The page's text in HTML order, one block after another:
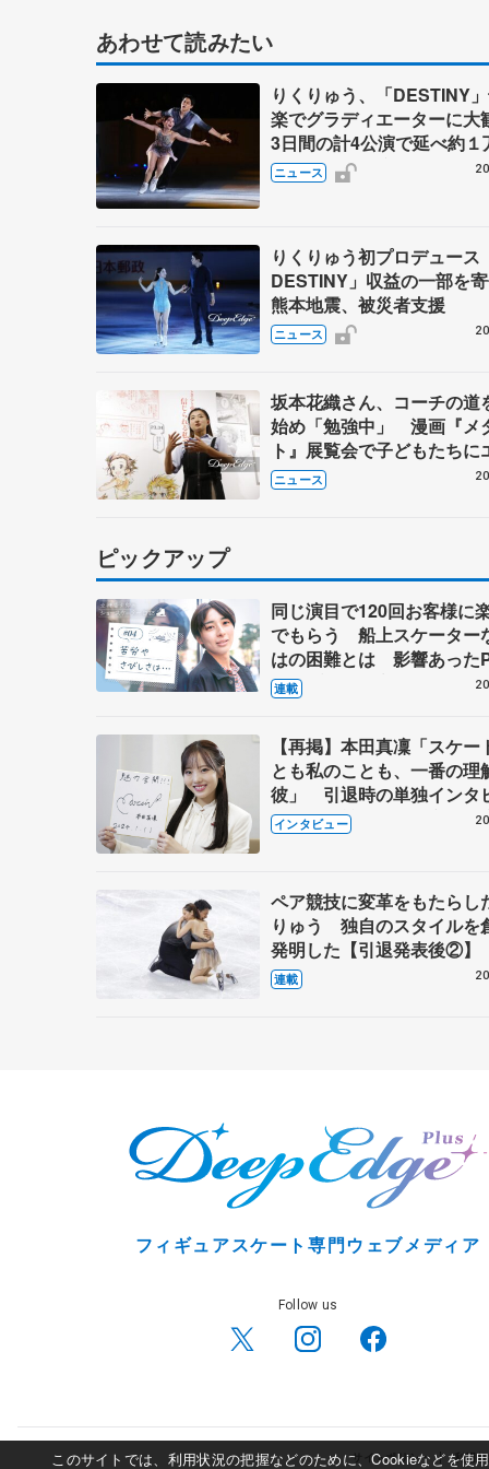
あわせて読みたい
りくりゅう、「DESTINY
楽でグラディエーターに
3日間の計4公演で延べ約１
人動員、三浦璃来さん感極
ニュース
りくりゅう初プロデュース
DESTINY」収益の一部
熊本地震、被災者支援
ニュース
坂本花織さん、コーチの道
始め「勉強中」 漫画『メ
ト』展覧会で子どもたちに
ニュース
ピックアップ
同じ演目で120回お客様に
でもらう 船上スケーター
はの困難とは 影響あった
キャプテン松永さんの存在
連載
【再掲】本田真凜「スケー
とも私のことも、一番の理
彼」 引退時の単独インタ
で語った競技人生や家族、
これからの夢…
インタビュー
ペア競技に変革をもたらし
りゅう 独自のスタイルを
発明した【引退発表後②】
連載
フィギュアスケート専門ウェブメディア
Follow us
サイトポリシー 利用
このサイトでは、利用状況の把握などのために、Cookieなどを使